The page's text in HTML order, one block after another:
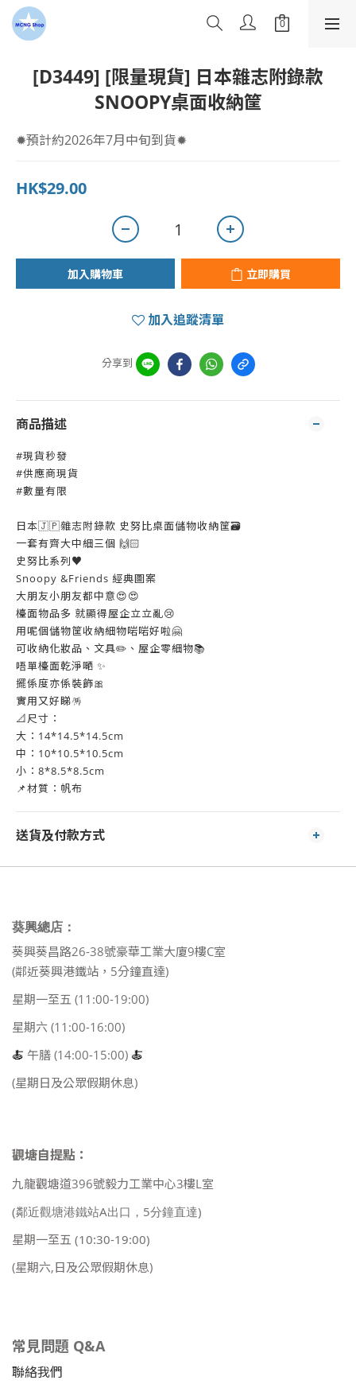
[D3449] [限量現貨] 日本雜志附錄款
SNOOPY桌面收納筐
✹預計約2026年7月中旬到貨✹
HK$29.00
加入購物車 立即購買
加入追蹤清單
分享到
商品描述
#現貨秒發
#供應商現貨
#數量有限
日本🇯🇵雜志附錄款 史努比桌面儲物收納筐🗃️
一套有齊大中細三個 🙌🏻
史努比系列♥️
Snoopy &Friends 經典圖案
大朋友小朋友都中意😍😍
檯面物品多 就顯得屋企立立亂😢
用呢個儲物筐收納細物啱啱好啦🤗
可收納化妝品、文具✏️、屋企零細物📚
唔單檯面乾淨嗮 ✨
擺係度亦係裝飾🎀
實用又好睇🪅
📐尺寸：
大：14*14.5*14.5cm
中：10*10.5*10.5cm
小：8*8.5*8.5cm
📌材質：帆布
送貨及付款方式
葵興總店：
葵興葵昌路26-38號豪華工業大廈9樓C室
(鄰近葵興港鐵站，5分鐘直達)
星期一至五 (11:00-19:00)
星期六 (11:00-16:00)
🍝 午膳 (14:00-15:00) 🍝
(星期日及公眾假期休息)
觀塘自提點：
九龍觀塘道396號毅力工業中心3樓L室
(鄰近觀塘港鐵站A出口，5分鐘直達)
星期一至五 (10:30-19:00)
(星期六,日及公眾假期休息)
常見問題 Q&A
聯絡我們